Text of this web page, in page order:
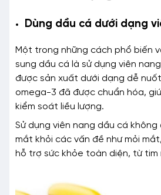
Dùng dầu cá dưới dạng
Một trong những cách phổ biến
sung dầu cá là sử dụng viên
được sản xuất dưới dạng dễ
omega-3 đã được chuẩn hóa,
kiểm soát liều lượng.
Sử dụng viên nang dầu cá
mắt khỏi các vấn đề như mỏi
hỗ trợ sức khỏe toàn diện, từ tim